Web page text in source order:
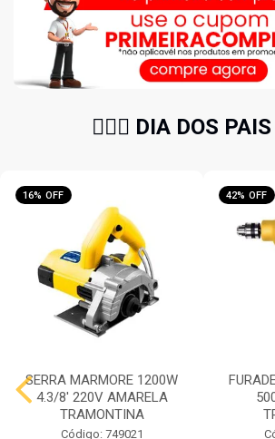
🧔🏻‍♂️ DIA DOS PAIS
16% OFF
SERRA MARMORE 1200W
4.3/8' 220V AMARELA
TRAMONTINA
Código: 749021
42% OFF